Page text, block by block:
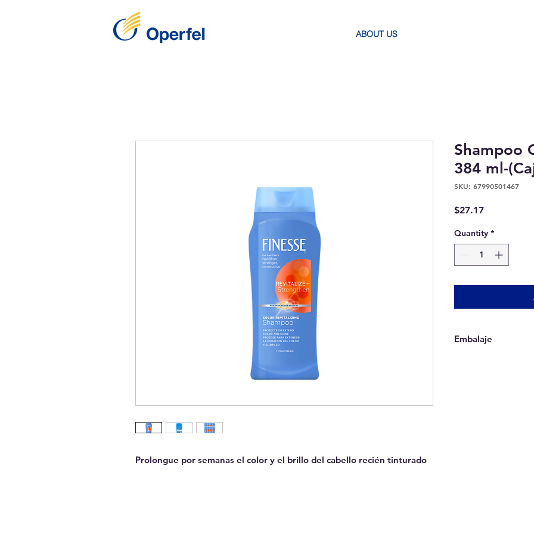
ABOUT US
Prolongue por semanas el color y el brillo del cabello recién tinturado
Shampoo
384 ml-
SKU: 67990501467
$27.17Price
Quantity *
Embalaje